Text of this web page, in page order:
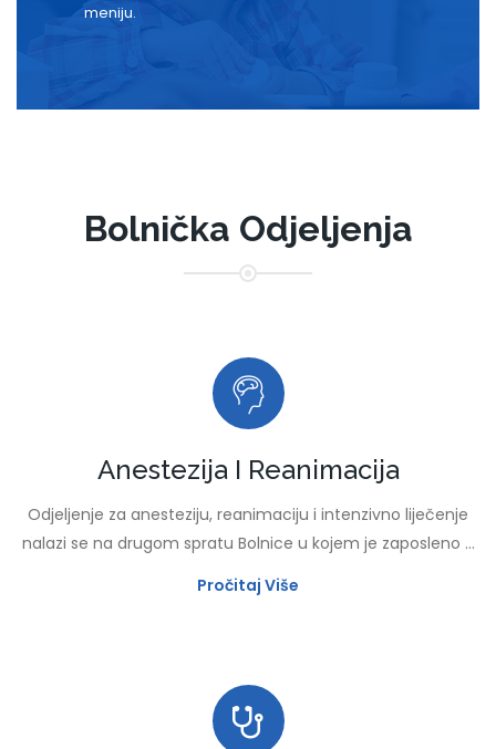
meniju.
Bolnička Odjeljenja
Anestezija I Reanimacija
Odjeljenje za anesteziju, reanimaciju i intenzivno liječenje
nalazi se na drugom spratu Bolnice u kojem je zaposleno ...
Pročitaj Više